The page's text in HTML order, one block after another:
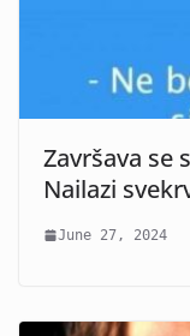
Završava se
Nailazi
June 27, 2024